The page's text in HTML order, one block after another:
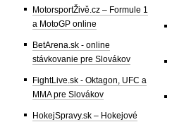
MotorsportŽivě.cz – Formule 1
a MotoGP online
BetArena.sk - online
stávkovanie pre Slovákov
FightLive.sk - Oktagon, UFC a
MMA pre Slovákov
HokejSpravy.sk – Hokejové